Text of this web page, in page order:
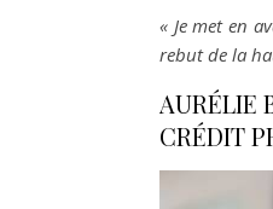
« Je met en
rebut de la
AURÉLIE
CRÉDIT